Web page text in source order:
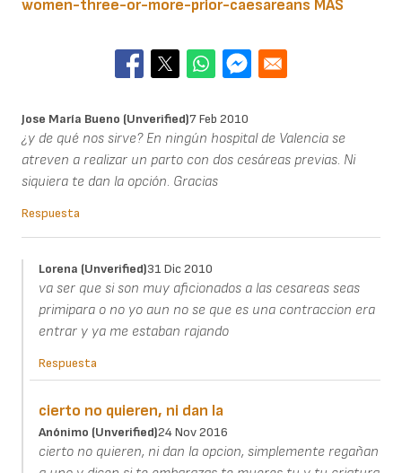
women-three-or-more-prior-caesareans MAS
Jose María Bueno (unverified)7 Feb 2010
¿y de qué nos sirve? En ningún hospital de Valencia se
atreven a realizar un parto con dos cesáreas previas. Ni
siquiera te dan la opción. Gracias
Respuesta
Lorena (unverified)31 Dic 2010
va ser que si son muy aficionados a las cesareas seas
primipara o no yo aun no se que es una contraccion era
entrar y ya me estaban rajando
Respuesta
cierto no quieren, ni dan la
Anónimo (unverified)24 Nov 2016
cierto no quieren, ni dan la opcion, simplemente regañan